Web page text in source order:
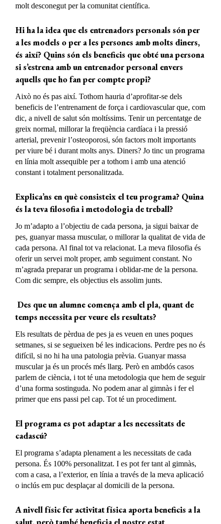
molt desconegut per la comunitat científica.
Hi ha la idea que els entrenadors personals són per
a les models o per a les persones amb molts diners,
és així? Quins són els beneficis que obté una persona
si s’estrena amb un entrenador personal envers
aquells que ho fan per compte propi?
Això no és pas així. Tothom hauria d’aprofitar-se dels
beneficis de l’entrenament de força i cardiovascular que, com
dic, a nivell de salut són moltíssims. Tenir un percentatge de
greix normal, millorar la freqüència cardíaca i la pressió
arterial, prevenir l’osteoporosi, són factors molt importants
per viure bé i durant molts anys. Diners? Jo tinc un programa
en línia molt assequible per a tothom i amb una atenció
constant i totalment personalitzada.
Explica’ns en què consisteix el teu programa? Quina
és la teva filosofia i metodologia de treball?
Jo m’adapto a l’objectiu de cada persona, ja sigui baixar de
pes, guanyar massa muscular, o millorar la qualitat de vida de
cada persona. Al final tot va relacionat. La meva filosofia és
oferir un servei molt proper, amb seguiment constant. No
m’agrada preparar un programa i oblidar-me de la persona.
Com dic sempre, els objectius els assolim junts.
Des que un alumne comença amb el pla, quant de
temps necessita per veure els resultats?
Els resultats de pèrdua de pes ja es veuen en unes poques
setmanes, si se segueixen bé les indicacions. Perdre pes no és
difícil, si no hi ha una patologia prèvia. Guanyar massa
muscular ja és un procés més llarg. Però en ambdós casos
parlem de ciència, i tot té una metodologia que hem de seguir
d’una forma sostinguda. No podem anar al gimnàs i fer el
primer que ens passi pel cap. Tot té un procediment.
El programa es pot adaptar a les necessitats de
cadascú?
El programa s’adapta plenament a les necessitats de cada
persona. És 100% personalitzat. I es pot fer tant al gimnàs,
com a casa, a l’exterior, en línia a través de la meva aplicació
o inclús em puc desplaçar al domicili de la persona.
A nivell físic fer activitat física aporta beneficis a la